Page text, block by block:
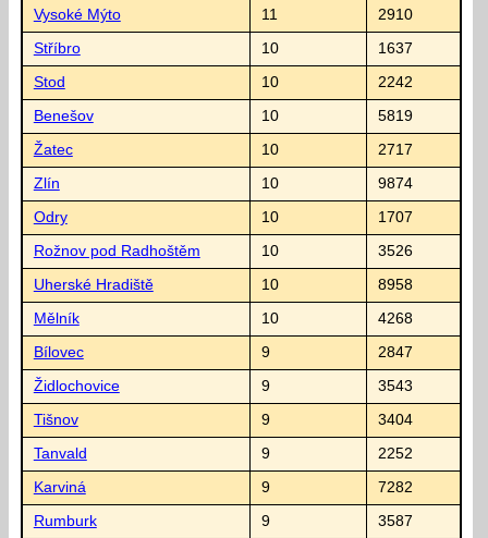
Vysoké Mýto 11 2910
Stříbro 10 1637
Stod 10 2242
Benešov 10 5819
Žatec 10 2717
Zlín 10 9874
Odry 10 1707
Rožnov pod Radhoštěm 10 3526
Uherské Hradiště 10 8958
Mělník 10 4268
Bílovec 9 2847
Židlochovice 9 3543
Tišnov 9 3404
Tanvald 9 2252
Karviná 9 7282
Rumburk 9 3587